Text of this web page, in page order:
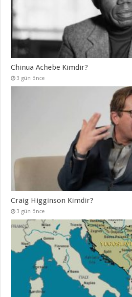
Chinua Achebe Kimdir?
3 gün önce
Craig Higginson Kimdir?
3 gün önce